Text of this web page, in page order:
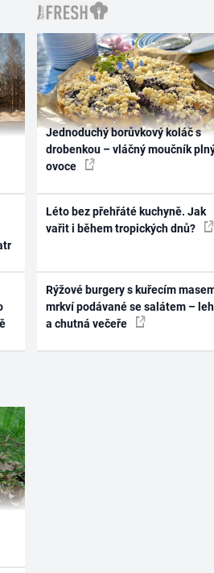
Jednoduchý borůvkový koláč s
drobenkou – vláčný moučník
ovoce
Léto bez přehřáté kuchyně. Jak
vařit i během tropických dnů?
Rýžové burgery s kuřecím
mrkví podávané se salátem –
a chutná večeře